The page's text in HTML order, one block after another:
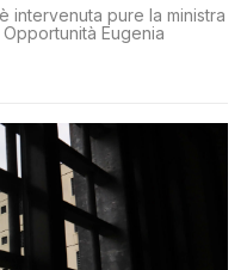
intervenuta pure la ministra
Eugenia